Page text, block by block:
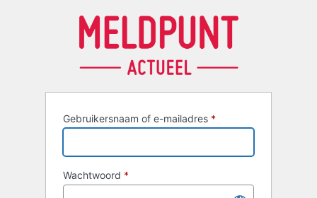
Gebruikersnaam of e-mailadres *
Wachtwoord *